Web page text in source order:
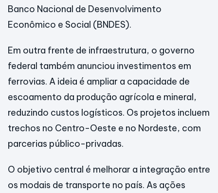
Banco Nacional de Desenvolvimento
Econômico e Social (BNDES).
Em outra frente de infraestrutura, o governo
federal também anunciou investimentos em
ferrovias. A ideia é ampliar a capacidade de
escoamento da produção agrícola e mineral,
reduzindo custos logísticos. Os projetos incluem
trechos no Centro-Oeste e no Nordeste, com
parcerias público-privadas.
O objetivo central é melhorar a integração entre
os modais de transporte no país. As ações